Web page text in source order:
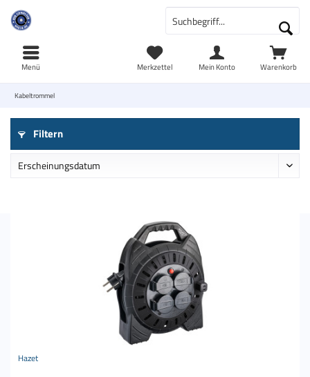
Warenkorb
Merkzettel Mein Konto
Menü
Kabeltrommel
Filtern
Hazet